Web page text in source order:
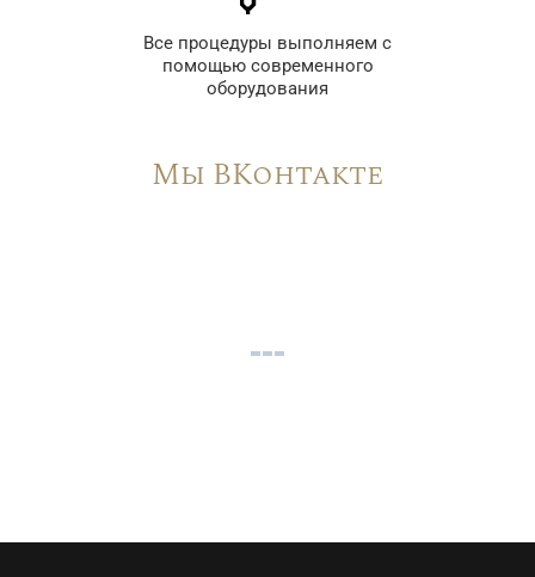
Все процедуры выполняем с
помощью современного
оборудования
Мы ВКонтакте